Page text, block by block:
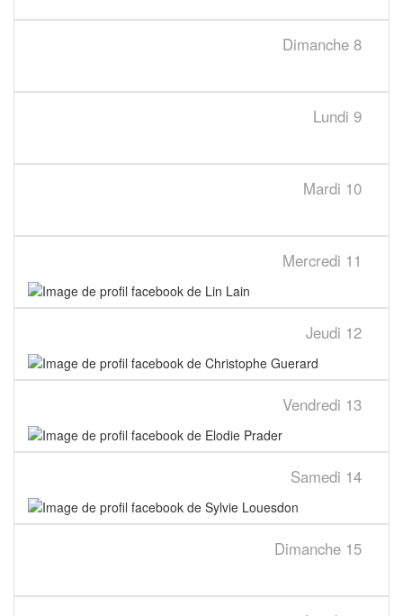
Dimanche 8
Lundi 9
Mardi 10
Mercredi 11
Jeudi 12
Vendredi 13
Samedi 14
Dimanche 15